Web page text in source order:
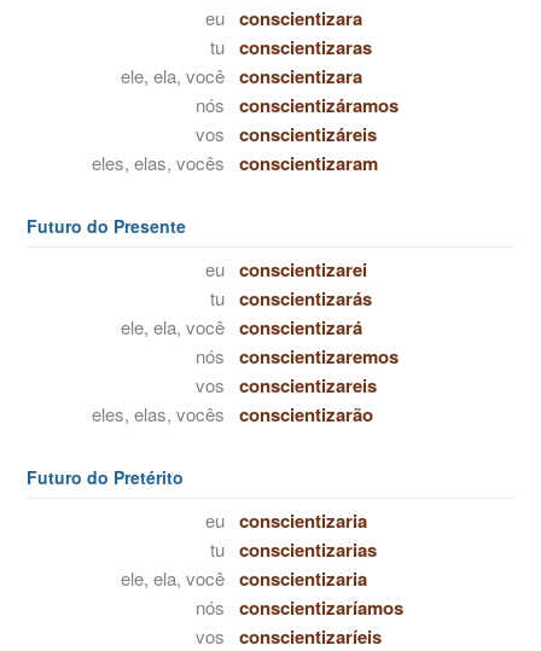
eu conscientizara
tu conscientizaras
ele, ela, você conscientizara
nós conscientizáramos
vos conscientizáreis
eles, elas, vocês conscientizaram
Futuro do Presente
eu conscientizarei
tu conscientizarás
ele, ela, você conscientizará
nós conscientizaremos
vos conscientizareis
eles, elas, vocês conscientizarão
Futuro do Pretérito
eu conscientizaria
tu conscientizarias
ele, ela, você conscientizaria
nós conscientizaríamos
vos conscientizaríeis